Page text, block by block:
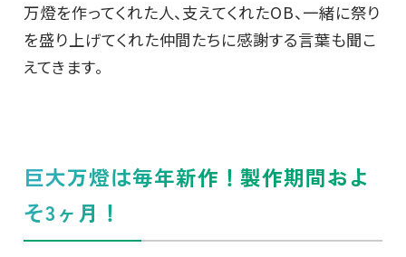
万燈を作ってくれた人、支えてくれたOB、一緒に祭り
を盛り上げてくれた仲間たちに感謝する言葉も聞こ
えてきます。
巨大万燈は毎年新作！製作期間およ
そ3ヶ月！